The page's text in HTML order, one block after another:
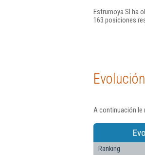
Estrumoya Sl ha
163 posiciones
A continuación le
Ranking